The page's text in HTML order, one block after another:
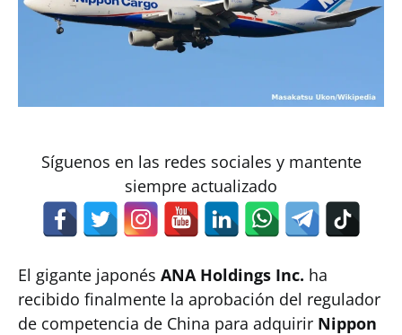
Síguenos en las redes sociales y mantente
siempre actualizado
El gigante japonés ANA Holdings Inc. ha
recibido finalmente la aprobación del regulador
de competencia de China para adquirir Nippon